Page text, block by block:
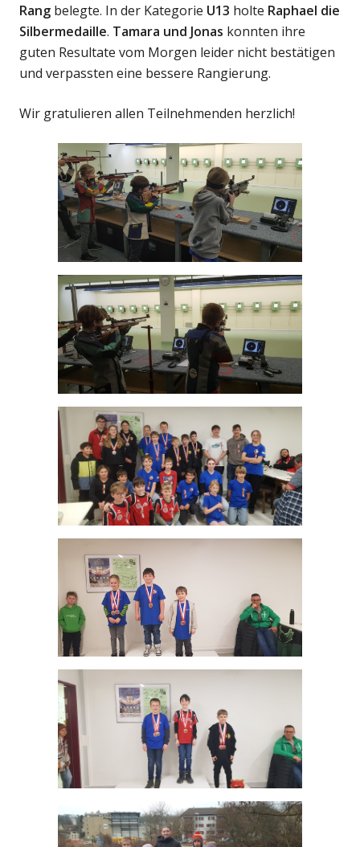
Rang belegte. In der Kategorie U13 holte Raphael die
Silbermedaille. Tamara und Jonas konnten ihre
guten Resultate vom Morgen leider nicht bestätigen
und verpassten eine bessere Rangierung.
Wir gratulieren allen Teilnehmenden herzlich!